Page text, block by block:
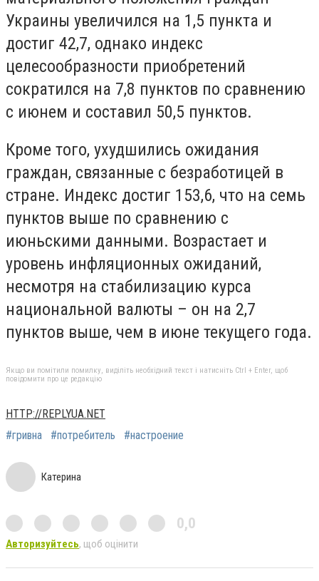
Украины увеличился на 1,5 пункта и
достиг 42,7, однако индекс
целесообразности приобретений
сократился на 7,8 пунктов по сравнению
с июнем и составил 50,5 пунктов.
Кроме того, ухудшились ожидания
граждан, связанные с безработицей в
стране. Индекс достиг 153,6, что на семь
пунктов выше по сравнению с
июньскими данными. Возрастает и
уровень инфляционных ожиданий,
несмотря на стабилизацию курса
национальной валюты – он на 2,7
пунктов выше, чем в июне текущего года.
Якщо ви помітили помилку, виділіть необхідний текст і натисніть Ctrl + Enter, щоб
повідомити про це редакцію
HTTP://REPLYUA.NET
#гривна
#потребитель #настроение
Катерина
0,0
Авторизуйтесь, щоб оцінити